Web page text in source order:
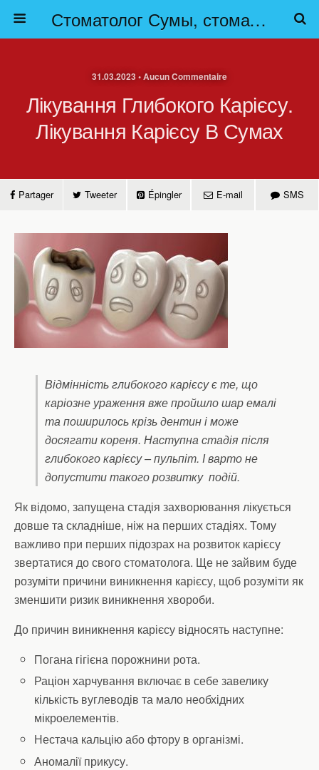
Стоматолог Сумы, стоматологические клиники Сумы, детская стоматология в Сумах. | Частная стоматология Сумы
31.03.2023 • Aucun Commentaire
Лікування Глибокого Карієсу.
Лікування Карієсу В Сумах
Partager Tweeter Épingler E-mail SMS
Відмінність глибокого карієсу є те, що
каріозне ураження вже пройшло шар емалі
та поширилось крізь дентин і може
досягати кореня. Наступна стадія після
глибокого карієсу – пульпіт. І варто не
допустити такого розвитку подій.
Як відомо, запущена стадія захворювання лікується
довше та складніше, ніж на перших стадіях. Тому
важливо при перших підозрах на розвиток карієсу
звертатися до свого стоматолога. Ще не зайвим буде
розуміти причини виникнення карієсу, щоб розуміти як
зменшити ризик виникнення хвороби.
До причин виникнення карієсу відносять наступне:
Погана гігієна порожнини рота.
Раціон харчування включає в себе завелику
кількість вуглеводів та мало необхідних
мікроелементів.
Нестача кальцію або фтору в організмі.
Аномалії прикусу.